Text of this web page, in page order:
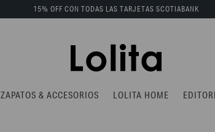
ZAPATOS & ACCESORIOS LOLITA HOME
15% OFF CON TODAS LAS TARJETAS SCOTIABANK